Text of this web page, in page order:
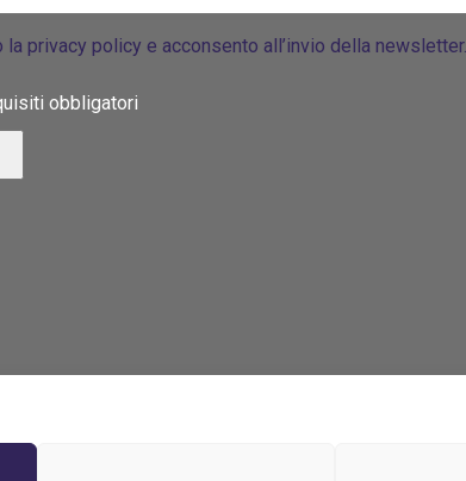
la privacy policy e acconsento all’invio della newsletter.
obbligatori